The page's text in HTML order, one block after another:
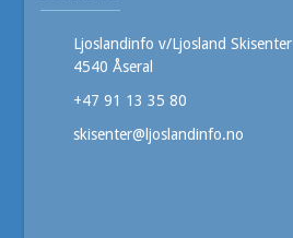
Ljoslandinfo v/Ljosland Skisenter
4540 Åseral
+47 91 13 35 80
skisenter@ljoslandinfo.no